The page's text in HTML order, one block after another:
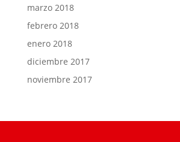
marzo 2018
febrero 2018
enero 2018
diciembre 2017
noviembre 2017